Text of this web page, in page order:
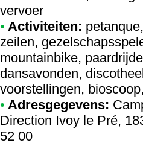
vervoer
• Activiteiten:
zeilen,
mountainbike,
dansavonden,
voorstellingen,
• Adresgegevens:
Direction Ivoy le Pré,
52 00